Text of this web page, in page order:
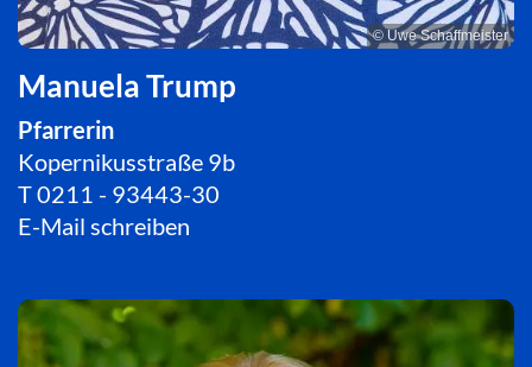
© Uwe Schaffmeister
Manuela Trump
Pfarrerin
Kopernikusstraße 9b
T0211 - 93443-30
E-Mail schreiben